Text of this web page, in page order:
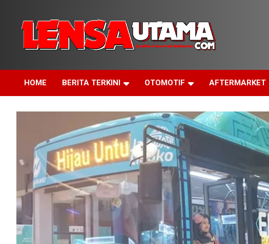
content
LensaUtama
HOME BERITA TERKINI OTOMOTIF AFTERMARKET